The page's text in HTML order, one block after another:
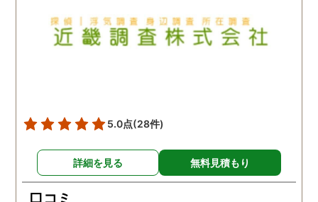
明を受けましたが、説明通
り日数はかかりましたが、
具体的な不貞の証拠が取れ
す。 探偵社で悩まされてい
たします。
で不安なく契約できまし
た。 契約後もこちらの
を遥かに上回るスピーデ
た。 一般的な探偵を雇
かかる費用の相場を他で
いたよりも随分と価格も
5.0点(28件)
詳細を見る 無料見積もり
口コミ